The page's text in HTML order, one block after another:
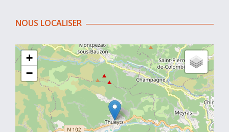
NOUS LOCALISER
+
−